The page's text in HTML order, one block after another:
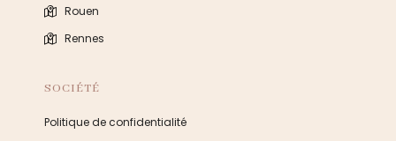
Rouen
Rennes
SOCIÉTÉ
Politique de confidentialité